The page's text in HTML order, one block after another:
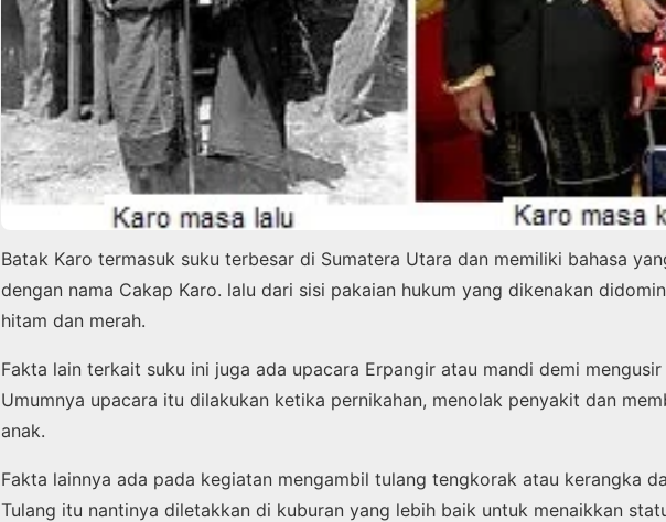
Batak Karo termasuk suku terbesar di Sumatera Utara dan memiliki bahasa
dengan nama Cakap Karo. lalu dari sisi pakaian hukum yang dikenakan
hitam dan merah.
Fakta lain terkait suku ini juga ada upacara Erpangir atau mandi demi
Umumnya upacara itu dilakukan ketika pernikahan, menolak penyakit dan
anak.
Fakta lainnya ada pada kegiatan mengambil tulang tengkorak atau kerangka
Tulang itu nantinya diletakkan di kuburan yang lebih baik untuk menaikkan